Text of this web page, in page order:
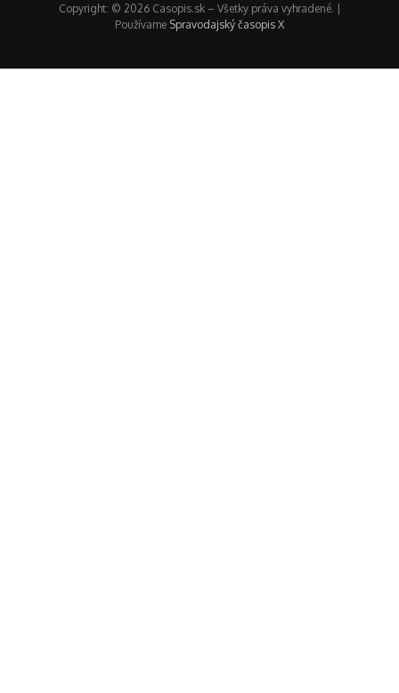
Copyright: © 2026 Casopis.sk – Všetky práva vyhradené. |
Používame Spravodajský časopis X